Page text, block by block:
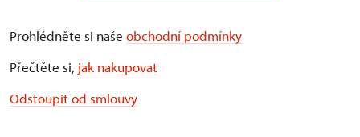
Prohlédněte si naše obchodní podmínky
Přečtěte si, jak nakupovat
Odstoupit od smlouvy